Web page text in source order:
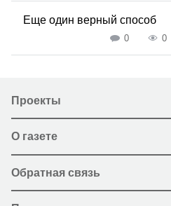
Еще один верный способ
0 0
Проекты
О газете
Обратная связь